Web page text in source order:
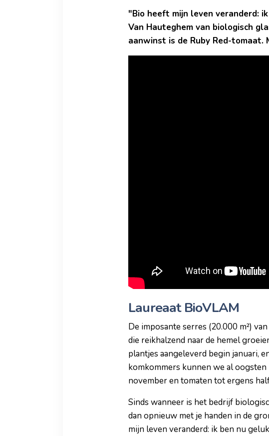
"Bio heeft mijn leven veranderd:
Van Hauteghem van biologisch
aanwinst is de Ruby Red-
Laureaat BioVLAM
De imposante serres (20.000 m²)
die reikhalzend naar de hemel
plantjes aangeleverd begin januari,
komkommers kunnen we al
november en tomaten tot ergens
Sinds wanneer is het bedrijf
dan opnieuw met je handen in de
mijn leven veranderd: ik ben nu